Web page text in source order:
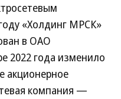
«Холдинг МРСК»
в ОАО
2022 года изменило
акционерное
компания —